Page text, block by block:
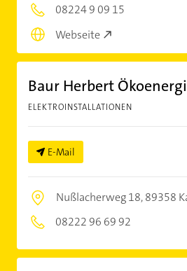
08224 9 09 15
Webseite
Baur Herbert
ELEKTROINSTALLATIONEN
E-Mail
Nußlacherweg 18,89358
08222 96 69 92